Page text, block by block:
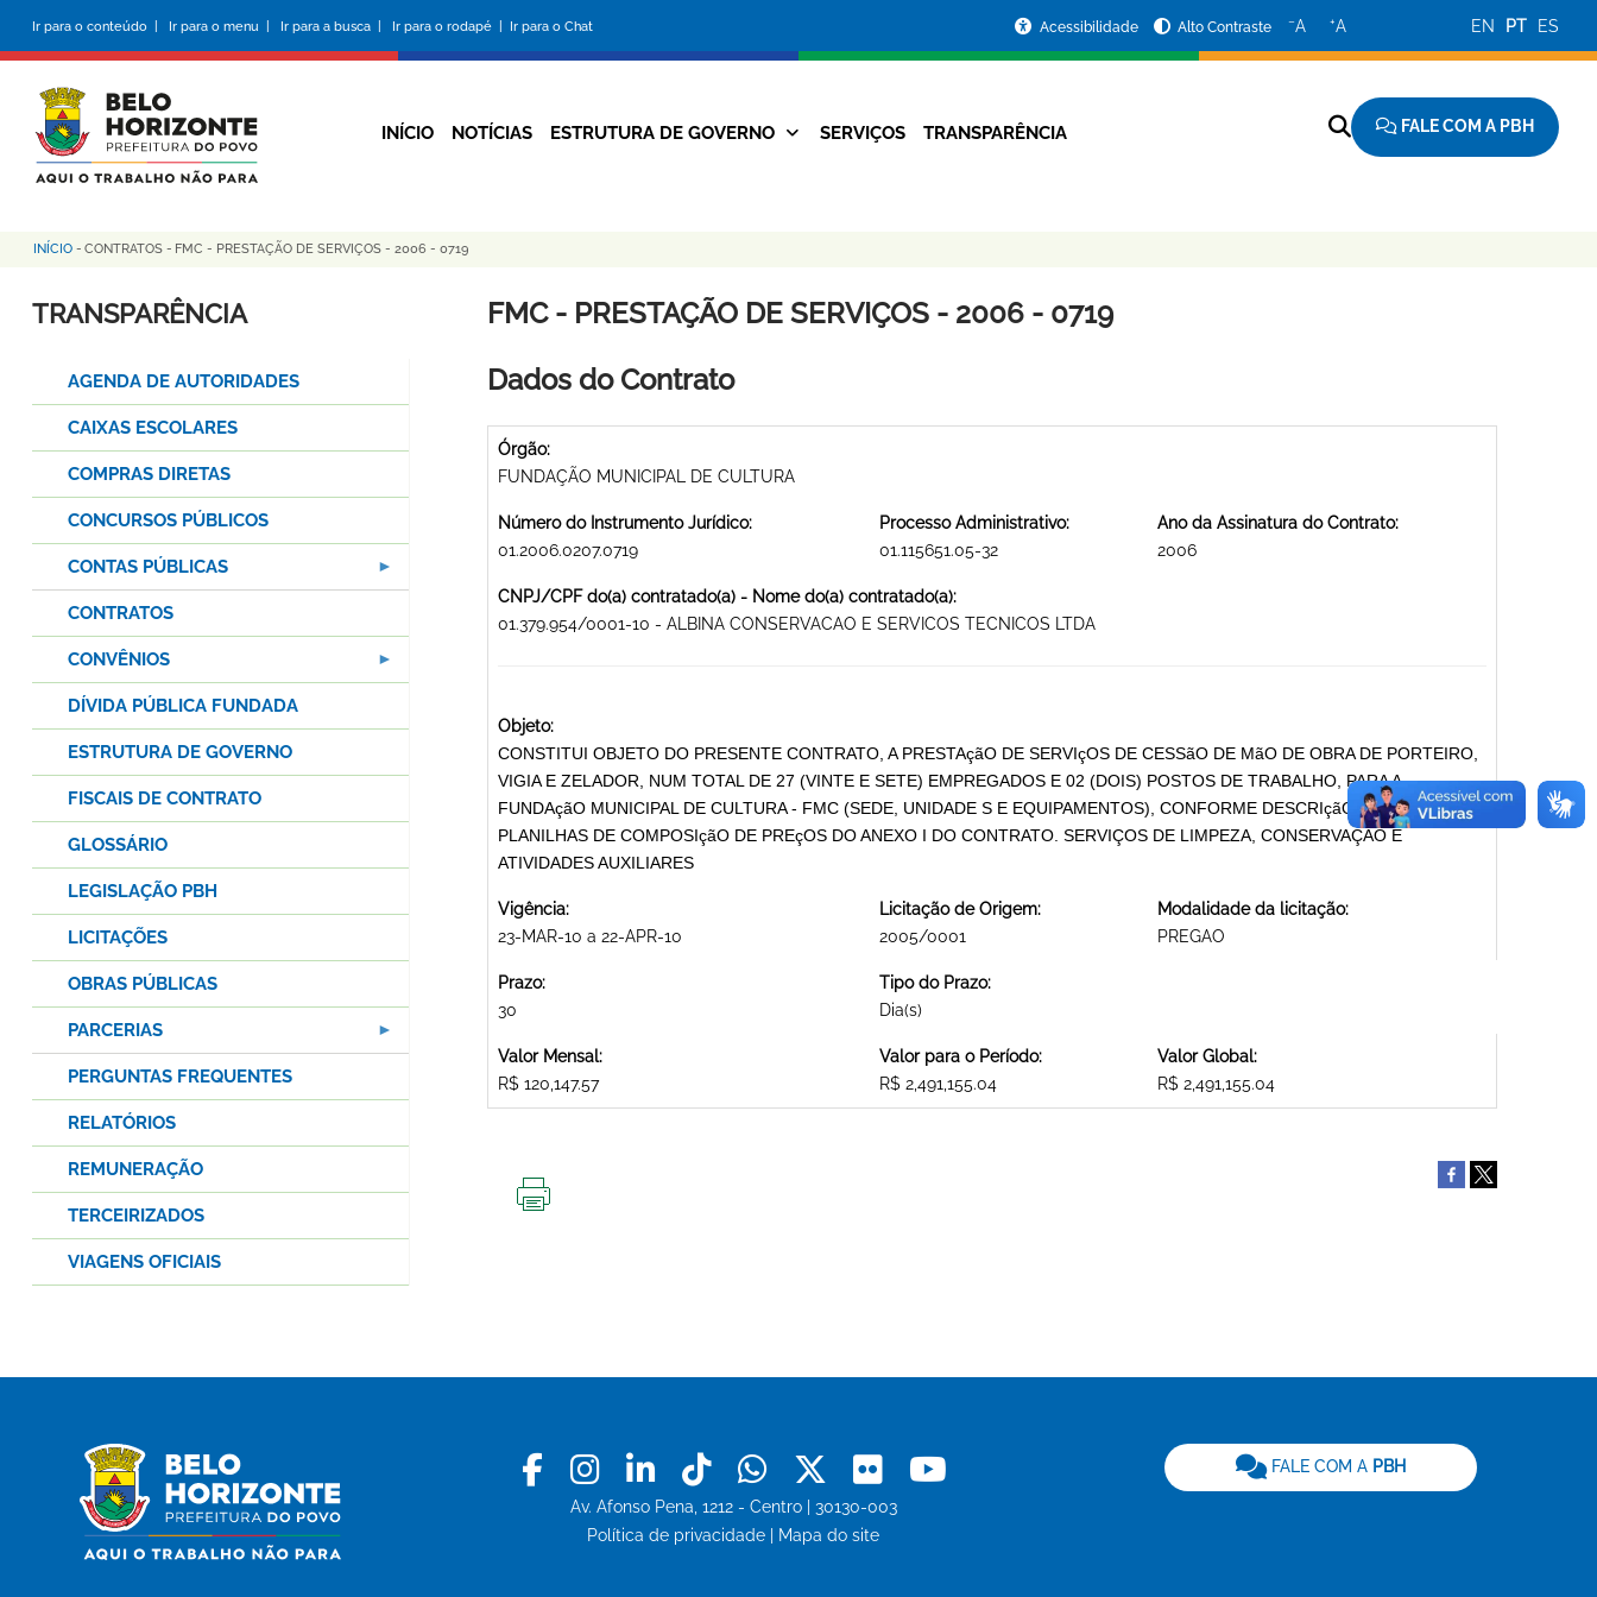
conteúdo
principal
Ir para o conteúdo | Ir para o menu | Ir para a busca | Ir para o rodapé | Ir para o Chat
da
Prefeitura
Acessibilidade Alto Contraste −A +A EN PT ES
Navegação
INÍCIO NOTÍCIAS ESTRUTURA DE GOVERNO SERVIÇOS TRANSPARÊNCIA FALE COM A PBH
Trilha
de
INÍCIO - CONTRATOS - FMC - PRESTAÇÃO DE SERVIÇOS - 2006 - 0719
FMC - PRESTAÇÃO DE SERVIÇOS - 2006 - 0719
Dados do Contrato
Órgão:
FUNDAÇÃO MUNICIPAL DE CULTURA
Número do Instrumento Jurídico:
01.2006.0207.0719
Processo Administrativo:
01.115651.05-32
Ano da Assinatura do Contrato:
2006
CNPJ/CPF do(a) contratado(a) - Nome do(a) contratado(a):
01.379.954/0001-10 - ALBINA CONSERVACAO E SERVICOS TECNICOS LTDA
Objeto:
CONSTITUI OBJETO DO PRESENTE CONTRATO, A PRESTAçãO DE SERVIçOS DE CESSãO DE MãO DE OBRA DE PORTEIRO,
VIGIA E ZELADOR, NUM TOTAL DE 27 (VINTE E SETE) EMPREGADOS E 02 (DOIS) POSTOS DE TRABALHO, PARA A
FUNDAçãO MUNICIPAL DE CULTURA - FMC (SEDE, UNIDADE S E EQUIPAMENTOS), CONFORME DESCRIçãO ABAIXO E
PLANILHAS DE COMPOSIçãO DE PREçOS DO ANEXO I DO CONTRATO. SERVIÇOS DE LIMPEZA, CONSERVAÇÃO E
ATIVIDADES AUXILIARES
Vigência:
23-MAR-10 a 22-APR-10
Licitação de Origem:
2005/0001
Modalidade da licitação:
PREGAO
Prazo:
30
Tipo do Prazo:
Dia(s)
Valor Mensal:
R$ 120,147.57
Valor para o Período:
R$ 2,491,155.04
Valor Global:
R$ 2,491,155.04
TRANSPARÊNCIA
AGENDA DE AUTORIDADES
CAIXAS ESCOLARES
COMPRAS DIRETAS
CONCURSOS PÚBLICOS
CONTAS PÚBLICAS
CONTRATOS
CONVÊNIOS
DÍVIDA PÚBLICA FUNDADA
ESTRUTURA DE GOVERNO
FISCAIS DE CONTRATO
GLOSSÁRIO
LEGISLAÇÃO PBH
LICITAÇÕES
OBRAS PÚBLICAS
PARCERIAS
PERGUNTAS FREQUENTES
RELATÓRIOS
REMUNERAÇÃO
TERCEIRIZADOS
VIAGENS OFICIAIS
Facebook
Instagram
LinkedinTiktokWhatsapp
X Flickr
Av. Afonso Pena, 1212 - Centro | 30130-003
Política de privacidade
Mapa do site
FALE COM A PBH